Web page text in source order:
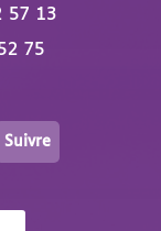
57 13
75
Suivre